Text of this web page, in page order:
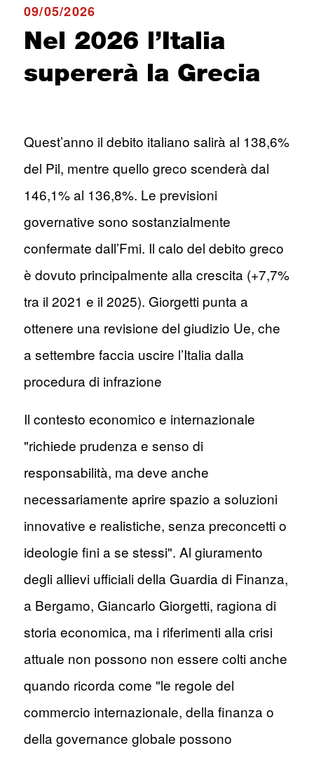
09/05/2026
Nel 2026 l’Italia
supererà la Grecia
Quest’anno il debito italiano salirà al 138,6%
del Pil, mentre quello greco scenderà dal
146,1% al 136,8%. Le previsioni
governative sono sostanzialmente
confermate dall’Fmi. Il calo del debito greco
è dovuto principalmente alla crescita (+7,7%
tra il 2021 e il 2025). Giorgetti punta a
ottenere una revisione del giudizio Ue, che
a settembre faccia uscire l’Italia dalla
procedura di infrazione
Il contesto economico e internazionale
"richiede prudenza e senso di
responsabilità, ma deve anche
necessariamente aprire spazio a soluzioni
innovative e realistiche, senza preconcetti o
ideologie fini a se stessi". Al giuramento
degli allievi ufficiali della Guardia di Finanza,
a Bergamo, Giancarlo Giorgetti, ragiona di
storia economica, ma i riferimenti alla crisi
attuale non possono non essere colti anche
quando ricorda come "le regole del
commercio internazionale, della finanza o
della governance globale possono